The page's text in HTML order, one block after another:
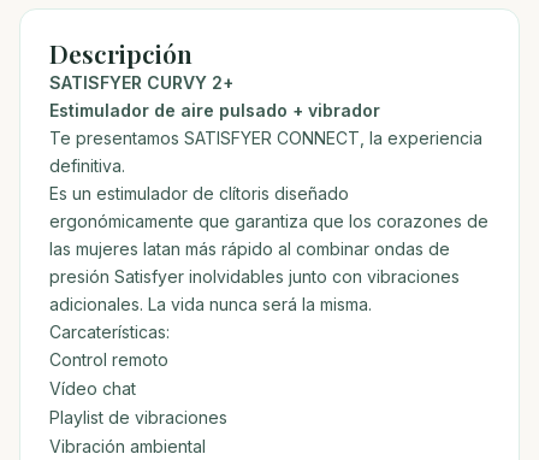
Descripción
SATISFYER CURVY 2+
Estimulador de aire pulsado + vibrador
Te presentamos SATISFYER CONNECT, la experiencia
definitiva.
Es un estimulador de clítoris diseñado
ergonómicamente que garantiza que los corazones de
las mujeres latan más rápido al combinar ondas de
presión Satisfyer inolvidables junto con vibraciones
adicionales. La vida nunca será la misma.
Carcaterísticas:
Control remoto
Vídeo chat
Playlist de vibraciones
Vibración ambiental